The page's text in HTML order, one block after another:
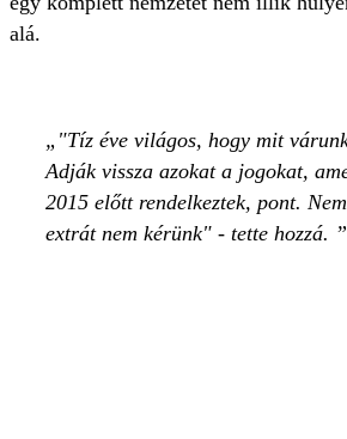
alá.
"Tíz éve világos, hogy mit
Adják vissza azokat a jogokat,
2015 előtt rendelkeztek, pont.
extrát nem kérünk" - tette hozzá.